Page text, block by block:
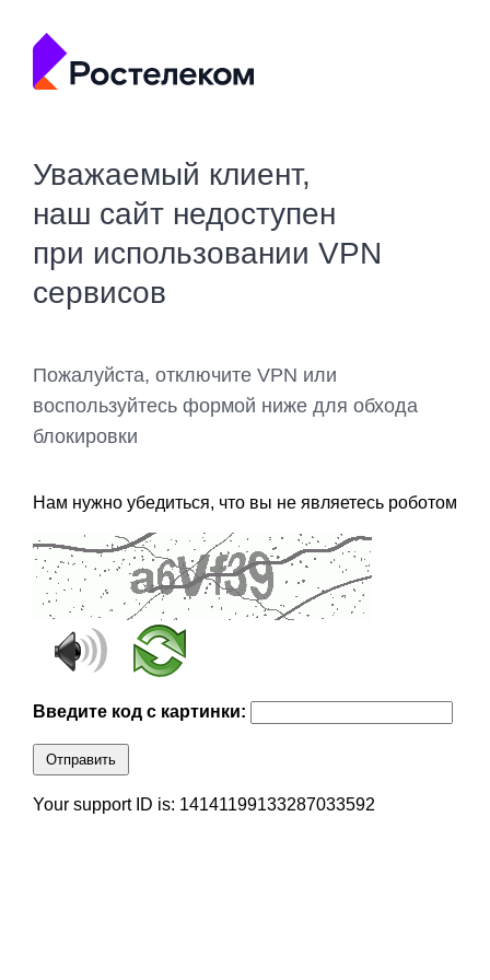
Уважаемый клиент,
наш сайт недоступен
при использовании VPN
сервисов
Пожалуйста, отключите VPN или
воспользуйтесь формой ниже для обхода
блокировки
Нам нужно убедиться, что вы не являетесь роботом
Введите код с картинки:
Отправить
Your support ID is: 14141199133287033592